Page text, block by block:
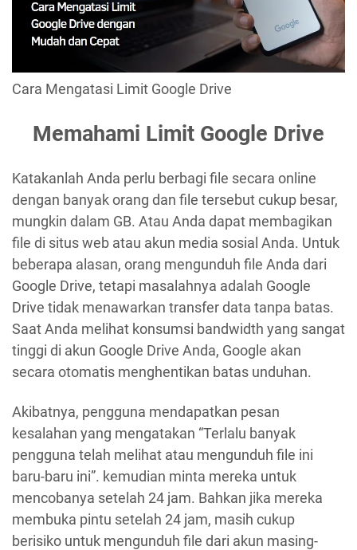
Cara Mengatasi Limit Google Drive
Memahami Limit Google Drive
Katakanlah Anda perlu berbagi file secara online
dengan banyak orang dan file tersebut cukup besar,
mungkin dalam GB. Atau Anda dapat membagikan
file di situs web atau akun media sosial Anda. Untuk
beberapa alasan, orang mengunduh file Anda dari
Google Drive, tetapi masalahnya adalah Google
Drive tidak menawarkan transfer data tanpa batas.
Saat Anda melihat konsumsi bandwidth yang sangat
tinggi di akun Google Drive Anda, Google akan
secara otomatis menghentikan batas unduhan.
Akibatnya, pengguna mendapatkan pesan
kesalahan yang mengatakan “Terlalu banyak
pengguna telah melihat atau mengunduh file ini
baru-baru ini”. kemudian minta mereka untuk
mencobanya setelah 24 jam. Bahkan jika mereka
membuka pintu setelah 24 jam, masih cukup
berisiko untuk mengunduh file dari akun masing-